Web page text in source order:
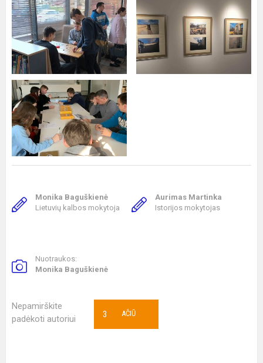
Monika Baguškienė
Lietuvių kalbos mokytoja
Aurimas Martinka
Istorijos mokytojas
Nuotraukos:
Monika Baguškienė
Nepamirškite
padėkoti autoriui
AČIŪ
3